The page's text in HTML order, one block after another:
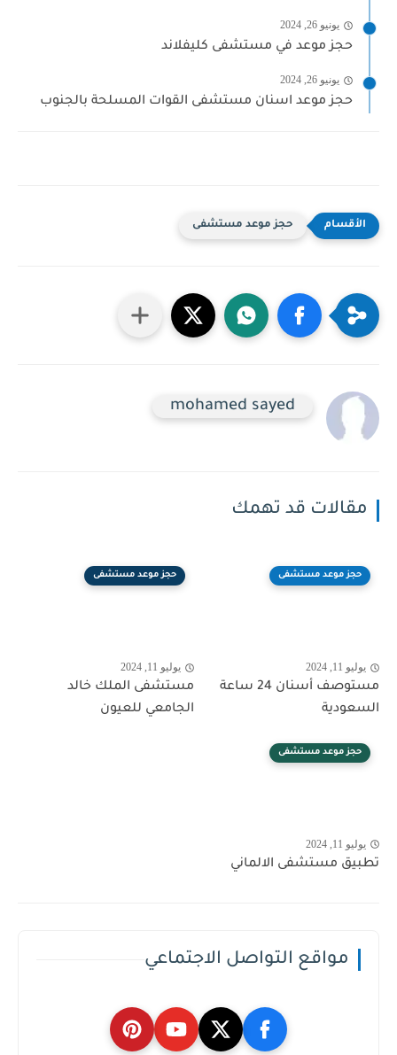
يونيو 26, 2024
حجز موعد في مستشفى كليفلاند
يونيو 26, 2024
حجز موعد اسنان مستشفى القوات المسلحة بالجنوب
حجز موعد مستشفى
mohamed sayed
مقالات قد تهمك
حجز موعد مستشفى
يوليو 11, 2024
مستوصف أسنان 24 ساعة
السعودية
حجز موعد مستشفى
يوليو 11, 2024
مستشفى الملك خالد
الجامعي للعيون
حجز موعد مستشفى
يوليو 11, 2024
تطبيق مستشفى الالماني
مواقع التواصل الاجتماعي